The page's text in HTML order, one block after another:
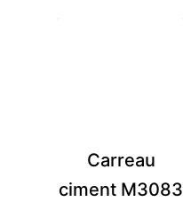
Carreau
ciment M3083